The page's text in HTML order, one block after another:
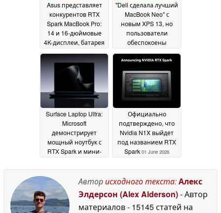
Asus представляет
конкурентов RTX
Spark MacBook Pro:
14 и 16-дюймовые
4K-дисплеи, батарея
01 June 2026
"Dell сделала лучший
MacBook Neo" с
новым XPS 13, но
пользователи
обеспокоены
ОЗУ01 June 2026
Surface Laptop Ultra:
Microsoft
демонстрирует
мощный ноутбук с
RTX Spark и мини-
Официально
подтверждено, что
Nvidia N1X выйдет
под названием RTX
Spark 01 June 2026
Авторисходного текста:Алекс
Элдерсон (Alex Alderson)- Автор
материалов- 15145 статей на